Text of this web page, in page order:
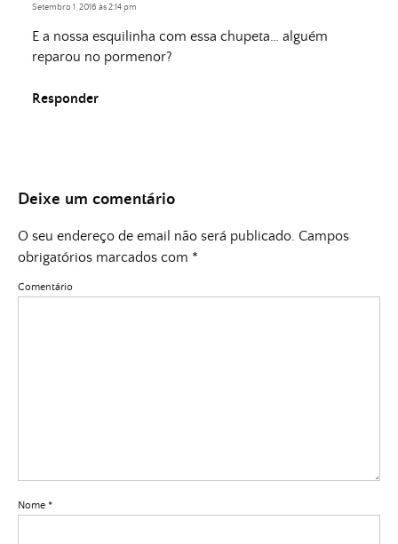
Setembro 1, 2016 às 2:14 pm
E a nossa esquilinha com essa chupeta… alguém
reparou no pormenor?
Responder
Deixe um comentário
O seu endereço de email não será publicado. Campos
obrigatórios marcados com *
Comentário
Nome *